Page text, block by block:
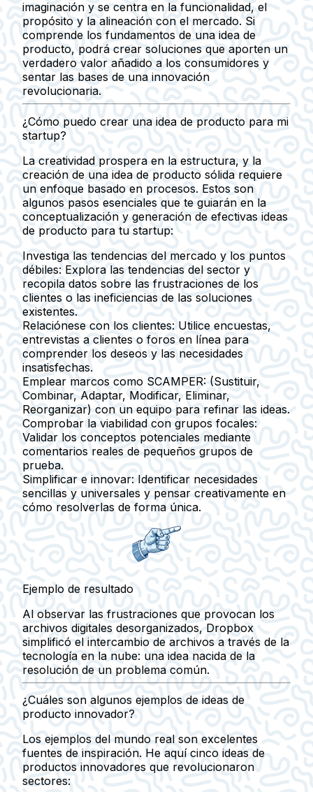
imaginación y se centra en la funcionalidad, el
propósito y la alineación con el mercado. Si
comprende los fundamentos de una idea de
producto, podrá crear soluciones que aporten un
verdadero valor añadido a los consumidores y
sentar las bases de una innovación
revolucionaria.
¿Cómo puedo crear una idea de producto para mi
startup?
La creatividad prospera en la estructura, y la
creación de una idea de producto sólida requiere
un enfoque basado en procesos. Estos son
algunos pasos esenciales que te guiarán en la
conceptualización y generación de efectivas ideas
de producto para tu startup:
Investiga las tendencias del mercado y los puntos
débiles: Explora las tendencias del sector y
recopila datos sobre las frustraciones de los
clientes o las ineficiencias de las soluciones
existentes.
Relaciónese con los clientes: Utilice encuestas,
entrevistas a clientes o foros en línea para
comprender los deseos y las necesidades
insatisfechas.
Emplear marcos como SCAMPER: (Sustituir,
Combinar, Adaptar, Modificar, Eliminar,
Reorganizar) con un equipo para refinar las ideas.
Comprobar la viabilidad con grupos focales:
Validar los conceptos potenciales mediante
comentarios reales de pequeños grupos de
prueba.
Simplificar e innovar: Identificar necesidades
sencillas y universales y pensar creativamente en
cómo resolverlas de forma única.
Ejemplo de resultado
Al observar las frustraciones que provocan los
archivos digitales desorganizados, Dropbox
simplificó el intercambio de archivos a través de la
tecnología en la nube: una idea nacida de la
resolución de un problema común.
¿Cuáles son algunos ejemplos de ideas de
producto innovador?
Los ejemplos del mundo real son excelentes
fuentes de inspiración. He aquí cinco ideas de
productos innovadores que revolucionaron
sectores: